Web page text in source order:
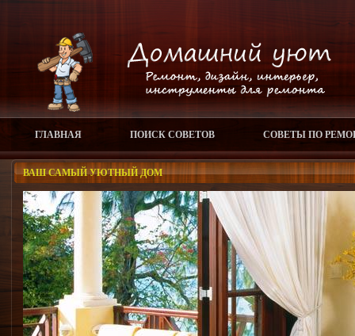
ГЛАВНАЯ ПОИСК СОВЕТОВ СОВЕТЫ ПО
ВАШ САМЫЙ УЮТНЫЙ ДОМ